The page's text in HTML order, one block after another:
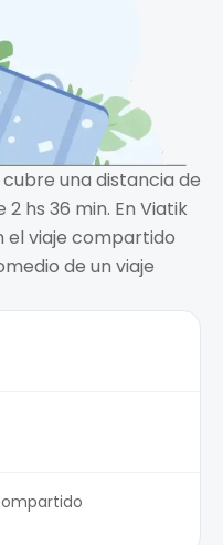
una distancia de
hs 36 min. En Viatik
el viaje compartido
de un viaje